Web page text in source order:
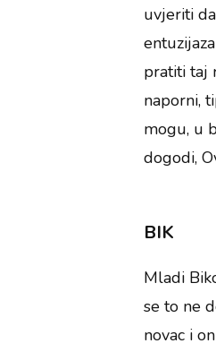
uvjeriti
pratiti taj
naporni,
mogu, u
dogodi,
BIK
Mladi
se to ne
novac i